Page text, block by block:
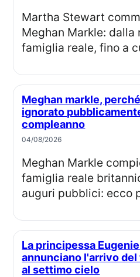
Martha Stewart commenta il percorso di
Meghan Markle: dalla
famiglia reale, fino a
Meghan markle, perché la famiglia reale ha
ignorato
compleanno
04/08/2026
Meghan Markle compie 45 anni, ma dalla
famiglia reale
auguri pubblici: ecco
La principessa Eugenie e Jack Brooksbank
annunciano l'arrivo
al settimo cielo